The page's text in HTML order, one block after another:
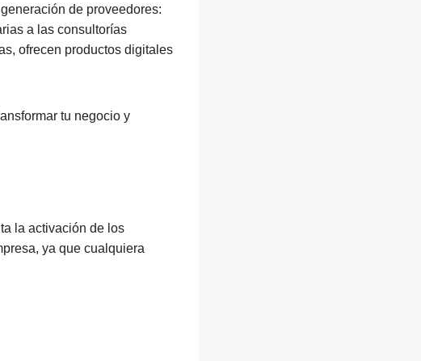
de proveedores:
a las consultorías
ofrecen productos digitales
tu negocio y
la activación de los
ya que cualquiera